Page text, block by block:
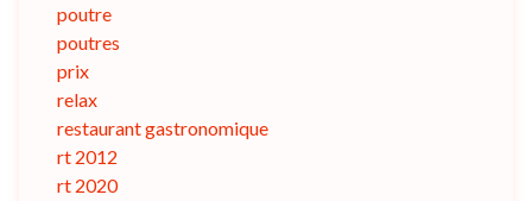
poutre
poutres
prix
relax
restaurant gastronomique
rt 2012
rt 2020